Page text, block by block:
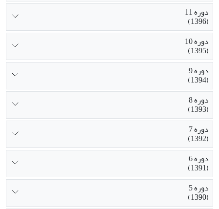
دوره 11
(1396)
دوره 10
(1395)
دوره 9
(1394)
دوره 8
(1393)
دوره 7
(1392)
دوره 6
(1391)
دوره 5
(1390)